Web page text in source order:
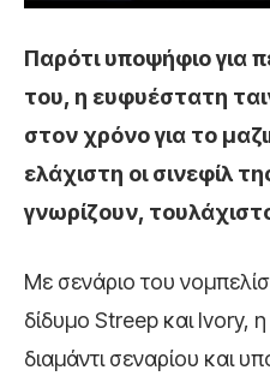
Παρότι υποψήφιο για
του, η ευφυέστατη
στον χρόνο για το
ελάχιστη οι σινεφίλ
γνωρίζουν,
Με σενάριο του
δίδυμο Streep και Ivory, η
διαμάντι σεναρίου και